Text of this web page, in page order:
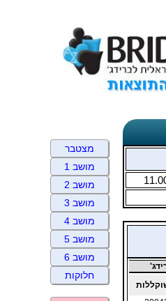
מצטבר
מושב 1
מושב 2
מושב 3
מושב 4
מושב 5
מושב 6
חלוקות